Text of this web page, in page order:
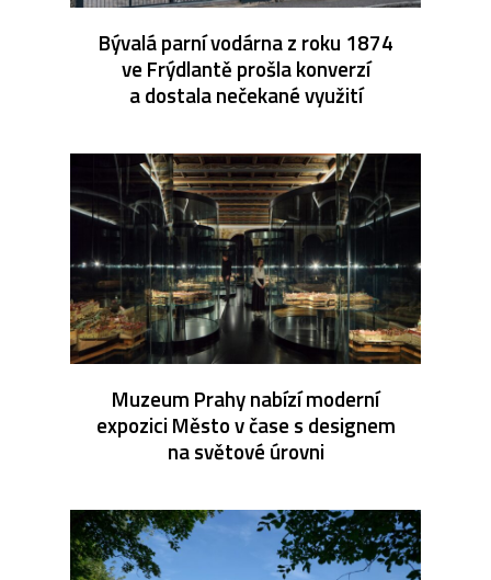
Bývalá parní vodárna z roku 1874
ve Frýdlantě prošla konverzí
a dostala nečekané využití
Muzeum Prahy nabízí moderní
expozici Město v čase s designem
na světové úrovni